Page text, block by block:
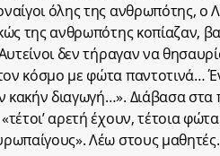
όλης της ανθρωπότης, ο
της ανθρωπότης κοπίαζαν,
δεν τήραγαν να
κόσμο με φώτα παντοτινά…
διαγωγή…». Διάβασα
αρετή έχουν, τέτοια
Λέω στους μαθητές.